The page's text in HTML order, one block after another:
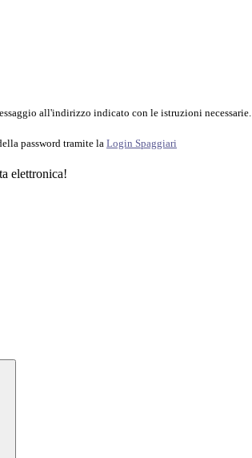
all'indirizzo indicato con le istruzioni necessarie.
password tramite la Login Spaggiari
elettronica!